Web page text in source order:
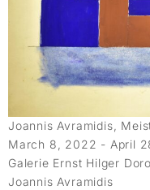
Joannis Avramidis,
March 8, 2022 - April
Galerie Ernst Hilger
Joannis Avramidis